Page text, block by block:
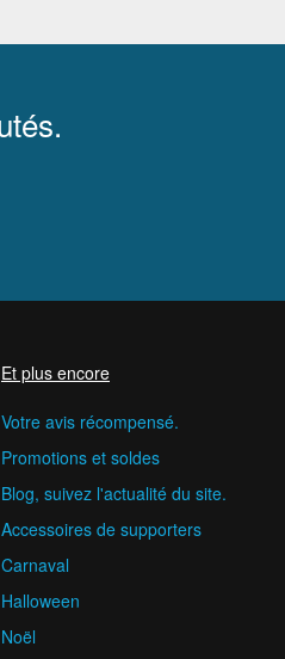
Et plus encore
Votre avis récompensé.
Promotions et soldes
Blog, suivez l'actualité du site.
Accessoires de supporters
Carnaval
Halloween
Noël